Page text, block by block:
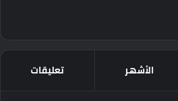
الأشهر تعليقات